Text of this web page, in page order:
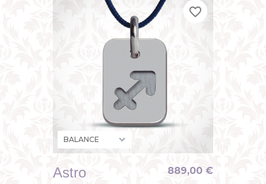
Astro 889,00 €
favorite_border
favorite_border
favorite_border